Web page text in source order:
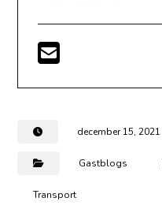
december 15, 2021
Gastblogs
Transport